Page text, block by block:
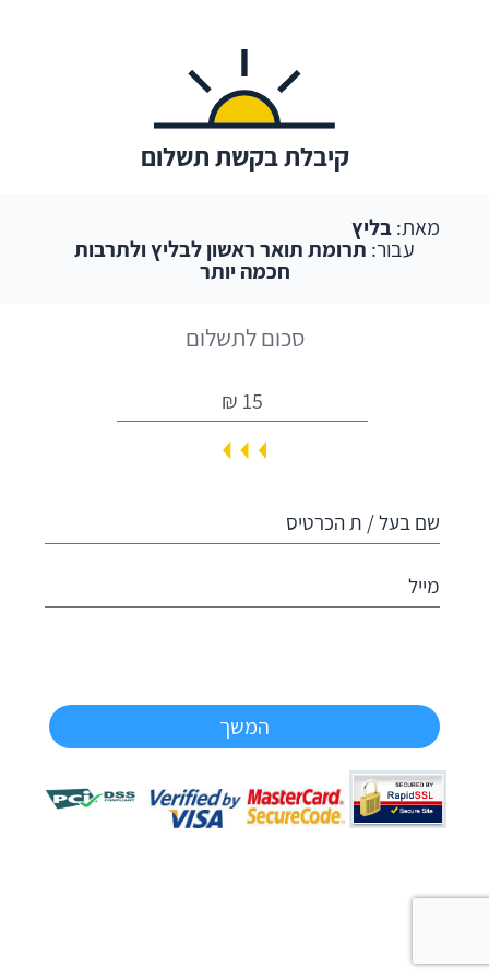
קיבלת בקשת תשלום
מאת:בליץ
עבור: תרומת תואר ראשון לבליץ ולתרבות
חכמה יותר
סכום לתשלום
שם בעל / ת הכרטיס
מייל
המשך